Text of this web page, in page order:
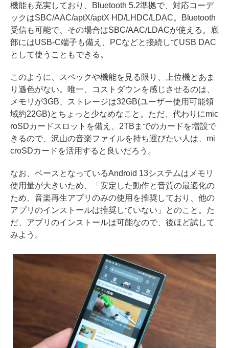
機能も充実しており、Bluetooth 5.2準拠で、対応コーデ
ックはSBC/AAC/aptX/aptX HD/LHDC/LDAC。Bluetooth
受信も可能で、その場合はSBC/AAC/LDACが使える。底
部にはUSB-C端子も備え、PCなどと接続してUSB DAC
として使うこともできる。
このように、スペックや機能を見る限り、上位機とあま
り遜色がない。唯一、コストダウンを感じさせるのは、
メモリが3GB、ストレージは32GB(ユーザー使用可能領
域約22GB)とちょっと少なめなこと。ただ、代わりにmic
roSDカードスロットを備え、2TBまでのカードを増設で
きるので、沢山の音楽ファイルを持ち運びたい人は、mi
croSDカードを活用すると良いだろう。
なお、ベースとなっているAndroid 13システムはメモリ
使用量が大きいため、「安定した動作と音質の最適化の
ため、音楽再生アプリのみの使用を推奨しており、他の
アプリのインストールは推奨していない」とのこと。た
だ、アプリのインストールは可能なので、後ほど試して
みよう。